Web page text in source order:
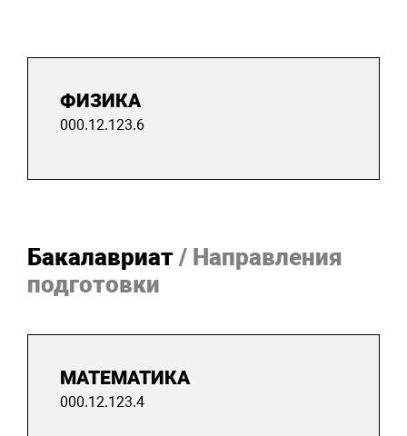
ФИЗИКА
000.12.123.6
Бакалавриат / Направления
подготовки
МАТЕМАТИКА
000.12.123.4